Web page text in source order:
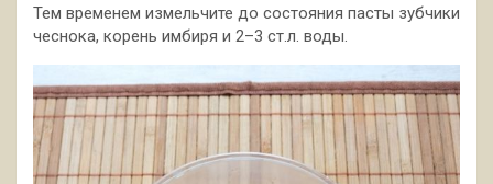
Тем временем измельчите до состояния пасты зубчики
чеснока, корень имбиря и 2–3 ст.л. воды.